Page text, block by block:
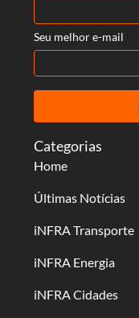
Categorias
Home
Últimas Notícias
iNFRA Transporte
iNFRA Energia
iNFRA Cidades
Seu melhor e-mail